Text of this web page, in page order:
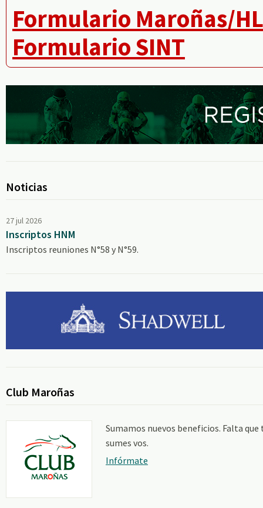
Formulario Maroñas/
Formulario SINT
Noticias
27 jul 2026
Inscriptos HNM
Inscriptos reuniones N°58 y N°59.
Club Maroñas
Sumamos nuevos beneficios. Falta que
sumes vos.
Infórmate